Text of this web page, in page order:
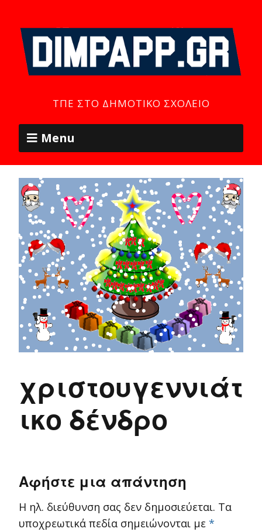
ΤΠΕ ΣΤΟ ΔΗΜΟΤΙΚΌ ΣΧΟΛΕΊΟ
Menu
χριστουγεννιάτ
ικο δένδρο
Αφήστε μια απάντηση
Η ηλ. διεύθυνση σας δεν δημοσιεύεται. Τα
υποχρεωτικά πεδία σημειώνονται με *